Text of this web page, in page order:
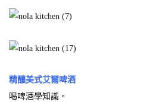
精釀美式艾爾啤酒
喝啤酒學知識。